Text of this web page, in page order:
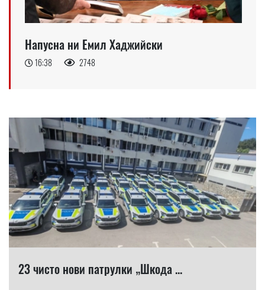
Напусна ни Емил Хаджийски
16:38 2748
23 чисто нови патрулки „Шкода ...